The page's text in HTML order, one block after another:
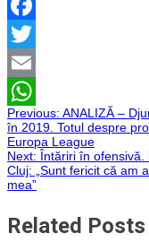
Facebook
Twitter
Email
WhatsApp
Navigare
în
articole
Previous: ANALIZĂ –
în 2019. Totul despre
Europa League
Next: Întăriri în ofensivă.
Cluj: „Sunt fericit că am
mea”
Related Posts